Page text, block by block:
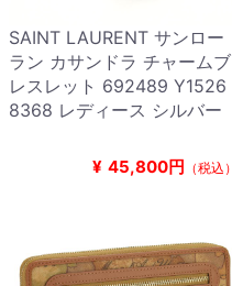
SAINT LAURENT サンロー
ラン カサンドラ チャームブ
レスレット 692489 Y1526
8368 レディース シルバー
¥ 45,800円 （税込）